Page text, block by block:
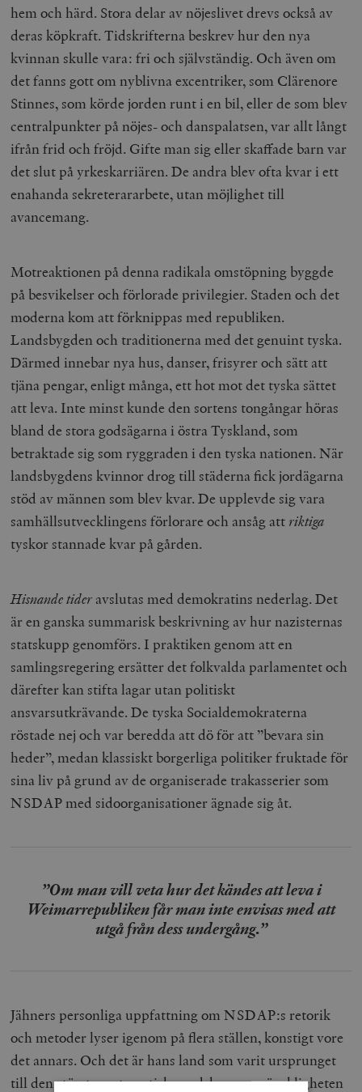
hem och härd. Stora delar av nöjeslivet drevs också av
deras köpkraft. Tidskrifterna beskrev hur den nya
kvinnan skulle vara: fri och självständig. Och även om
det fanns gott om nyblivna excentriker, som Clärenore
Stinnes, som körde jorden runt i en bil, eller de som blev
centralpunkter på nöjes- och danspalatsen, var allt långt
ifrån frid och fröjd. Gifte man sig eller skaffade barn var
det slut på yrkeskarriären. De andra blev ofta kvar i ett
enahanda sekreterararbete, utan möjlighet till
avancemang.
Motreaktionen på denna radikala omstöpning byggde
på besvikelser och förlorade privilegier. Staden och det
moderna kom att förknippas med republiken.
Landsbygden och traditionerna med det genuint tyska.
Därmed innebar nya hus, danser, frisyrer och sätt att
tjäna pengar, enligt många, ett hot mot det tyska sättet
att leva. Inte minst kunde den sortens tongångar höras
bland de stora godsägarna i östra Tyskland, som
betraktade sig som ryggraden i den tyska nationen. När
landsbygdens kvinnor drog till städerna fick jordägarna
stöd av männen som blev kvar. De upplevde sig vara
samhällsutvecklingens förlorare och ansåg att riktiga
tyskor stannade kvar på gården.
Hisnande tider avslutas med demokratins nederlag. Det
är en ganska summarisk beskrivning av hur nazisternas
statskupp genomförs. I praktiken genom att en
samlingsregering ersätter det folkvalda parlamentet och
därefter kan stifta lagar utan politiskt
ansvarsutkrävande. De tyska Socialdemokraterna
röstade nej och var beredda att dö för att ”bevara sin
heder”, medan klassiskt borgerliga politiker fruktade för
sina liv på grund av de organiserade trakasserier som
NSDAP med sidoorganisationer ägnade sig åt.
”Om man vill veta hur det kändes att leva i
Weimarrepubliken får man inte envisas med att
utgå från dess undergång.”
Jähners personliga uppfattning om NSDAP:s retorik
och metoder lyser igenom på flera ställen, konstigt vore
det annars. Och det är hans land som varit ursprunget
till den största systematiska ondska som mänskligheten